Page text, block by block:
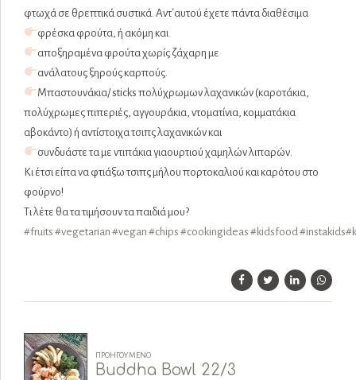
φτωχά σε θρεπτικά συστικά. Αντ΄αυτού έχετε πάντα διαθέσιμα
φρέσκα φρούτα, ή ακόμη και
αποξηραμένα φρούτα χωρίς ζάχαρη με
ανάλατους ξηρούς καρπούς.
Μπαστουνάκια/ sticks πολύχρωμων λαχανικών (καροτάκια,
πολύχρωμες πιπεριές, αγγουράκια, ντοματίνια, κομματάκια
αβοκάντο) ή αντίστοιχα τσιπς λαχανικών και
συνδυάστε τα με ντιπάκια γιαουρτιού χαμηλών λιπαρών.
Κι έτσι είπα να φτιάξω τσιπς μήλου πορτοκαλιού και καρότου στο
φούρνο!
Τι λέτε θα τα τιμήσουν τα παιδιά μου?
#fruits #vegetarian #vegan #chips #cookingideas #kidsfood #instakids#
ΠΡΟΗΓΟΎΜΕΝΟ
Buddha Bowl 22/3